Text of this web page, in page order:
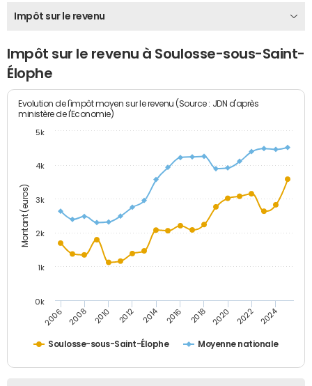
Impôt sur le revenu
Impôt sur le revenu à Soulosse-sous-Saint-
Élophe
Montant (euros)
Evolution de l'impôt moyen sur le revenu (Source : JDN d'après
ministère de l'Economie)
Soulosse-sous-Saint-Élophe Moyenne nationale
2006 2008 2010 2012 2014 2016 2018 2020 2022 2024
0k
1k
2k
3k
4k
5k